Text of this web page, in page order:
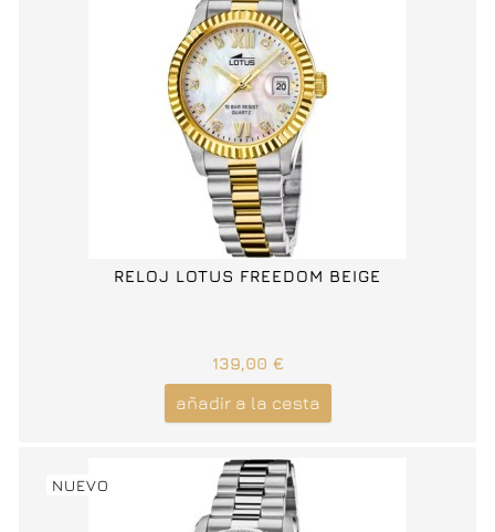
RELOJ LOTUS FREEDOM BEIGE
139,00 €
añadir a la cesta
NUEVO